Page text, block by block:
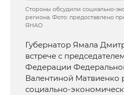
Стороны обсудили социально-
региона. Фото: предоставлено
ЯНАО
Губернатор Ямала
встрече с
Федерации
Валентиной Матвиенко
социально-